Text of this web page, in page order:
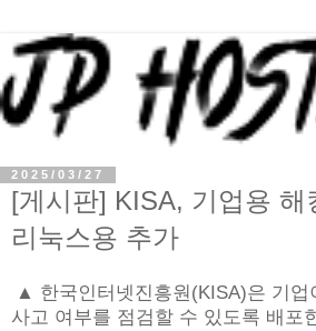
2025/03/27
[게시판] KISA, 기업용 해
리눅스용 추가
▲ 한국인터넷진흥원(KISA)은 기업
사고 여부를 점검할 수 있도록 배포